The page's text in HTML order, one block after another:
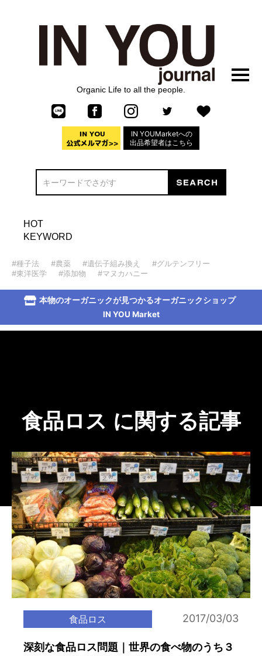
Organic Life to all the people.
IN YOUMarketへの
出品希望者はこちら
HOT
KEYWORD
#種子法 #農薬 #遺伝子組み換え
#グルテンフリー
#東洋医学
#添加物 #マヌカハニー
本物のオーガニックが見つかるオーガニックショップ
IN YOU Market
食品ロス に関する記事
食品ロス 2017/03/03
深刻な食品ロス問題｜世界の食べ物のうち３